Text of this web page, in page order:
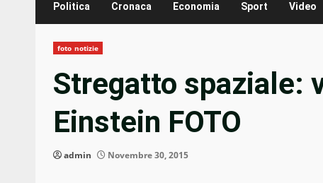
Politica Cronaca Economia Sport Video
foto notizie
Stregatto spaziale:
Einstein FOTO
admin Novembre 30, 2015